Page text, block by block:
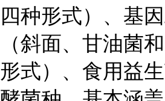
四种形式）、基
（斜面、甘油菌
形式）、食用益